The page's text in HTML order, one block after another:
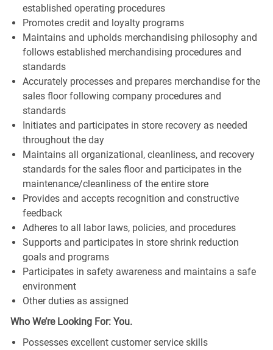
established operating procedures
Promotes credit and loyalty programs
Maintains and upholds merchandising philosophy and
follows established merchandising procedures and
standards
Accurately processes and prepares merchandise for the
sales floor following company procedures and
standards
Initiates and participates in store recovery as needed
throughout the day
Maintains all organizational, cleanliness, and recovery
standards for the sales floor and participates in the
maintenance/cleanliness of the entire store
Provides and accepts recognition and constructive
feedback
Adheres to all labor laws, policies, and procedures
Supports and participates in store shrink reduction
goals and programs
Participates in safety awareness and maintains a safe
environment
Other duties as assigned
Who We’re Looking For: You.
Possesses excellent customer service skills